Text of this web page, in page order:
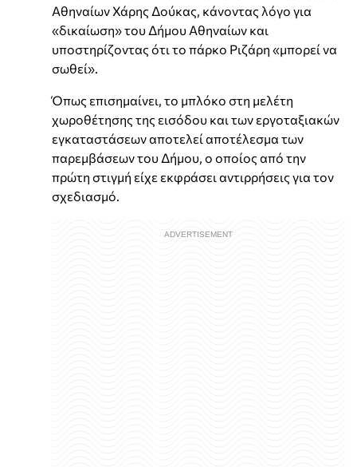
Αθηναίων Χάρης Δούκας, κάνοντας λόγο για
«δικαίωση» του Δήμου Αθηναίων και
υποστηρίζοντας ότι το πάρκο Ριζάρη «μπορεί να
σωθεί».
Όπως επισημαίνει, το μπλόκο στη μελέτη
χωροθέτησης της εισόδου και των εργοταξιακών
εγκαταστάσεων αποτελεί αποτέλεσμα των
παρεμβάσεων του Δήμου, ο οποίος από την
πρώτη στιγμή είχε εκφράσει αντιρρήσεις για τον
σχεδιασμό.